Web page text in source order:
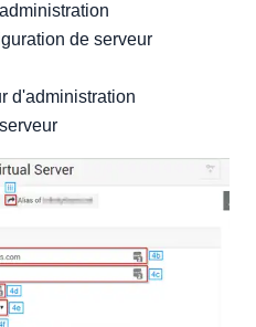
de serveur
d'administration